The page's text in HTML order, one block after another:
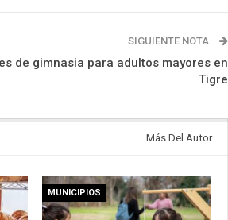
SIGUIENTE NOTA
de gimnasia para adultos mayores en
Tigre
Más Del Autor
MUNICIPIOS